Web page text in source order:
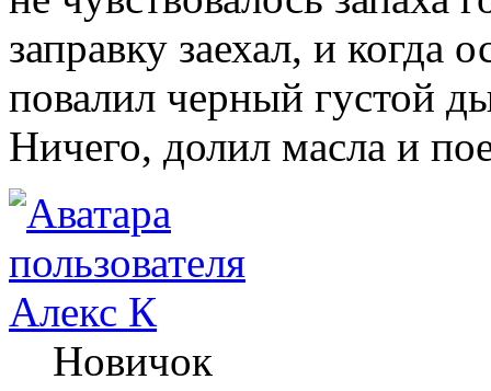
заправку заехал, и когда
повалил черный густой
Ничего, долил масла и
Алекс К
Новичок